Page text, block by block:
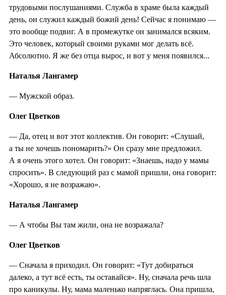
трудовыми послушаниями. Служба в храме была каждый
день, он служил каждый божий день! Сейчас я понимаю —
это вообще подвиг. А в промежутке он занимался всяким.
Это человек, который своими руками мог делать всё.
Абсолютно. Я же без отца вырос, и вот у меня появился...
Наталья Лангамер
— Мужской образ.
Олег Цветков
— Да, отец и вот этот коллектив. Он говорит: «Слушай,
а ты не хочешь пономарить?» Он сразу мне предложил.
А я очень этого хотел. Он говорит: «Знаешь, надо у мамы
спросить». В следующий раз с мамой пришли, она говорит:
«Хорошо, я не возражаю».
Наталья Лангамер
— А чтобы Вы там жили, она не возражала?
Олег Цветков
— Сначала я приходил. Он говорит: «Тут добираться
далеко, а тут всё есть, ты оставайся». Ну, сначала речь шла
про каникулы. Ну, мама маленько напряглась. Она пришла,